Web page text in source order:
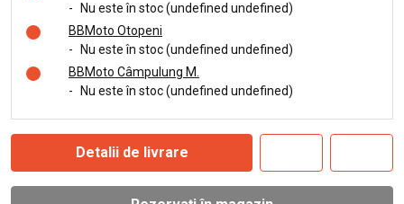
-
Nu este în stoc (undefined undefined)
BBMoto Otopeni
-
Nu este în stoc (undefined undefined)
BBMoto Câmpulung M.
-
Nu este în stoc (undefined undefined)
Detalii de livrare